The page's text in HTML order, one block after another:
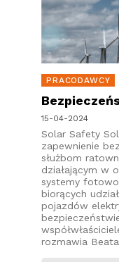
PRACODAWCY
15-04-2024
Solar Safety
zapewnienie
służbom
działającym w
systemy
biorących
pojazdów
rozmawia